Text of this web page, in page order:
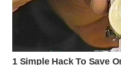
WN